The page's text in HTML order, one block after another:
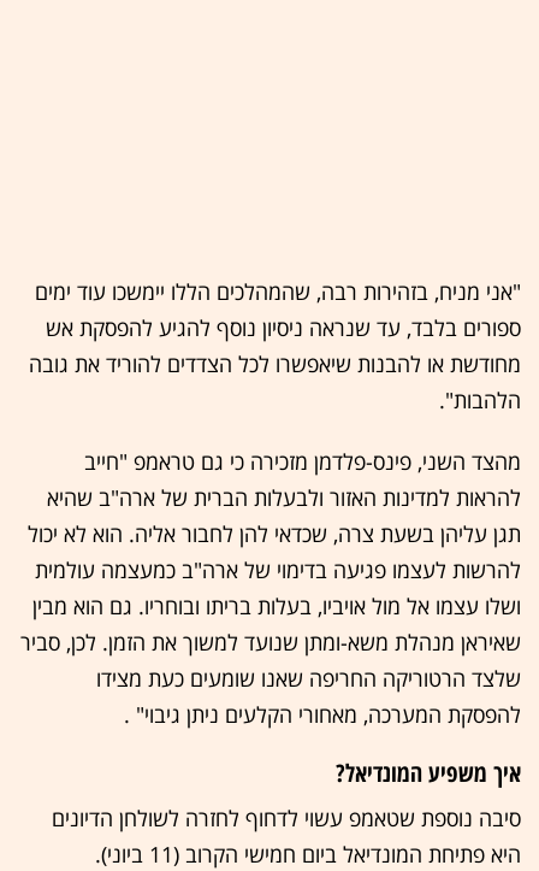
"אני מניח, בזהירות רבה, שהמהלכים הללו יימשכו עוד ימים
ספורים בלבד, עד שנראה ניסיון נוסף להגיע להפסקת אש
מחודשת או להבנות שיאפשרו לכל הצדדים להוריד את גובה
הלהבות".
מהצד השני, פינס-פלדמן מזכירה כי גם טראמפ "חייב
להראות למדינות האזור ולבעלות הברית של ארה"ב שהיא
תגן עליהן בשעת צרה, שכדאי להן לחבור אליה. הוא לא יכול
להרשות לעצמו פגיעה בדימוי של ארה"ב כמעצמה עולמית
ושלו עצמו אל מול אויביו, בעלות בריתו ובוחריו. גם הוא מבין
שאיראן מנהלת משא-ומתן שנועד למשוך את הזמן. לכן, סביר
שלצד הרטוריקה החריפה שאנו שומעים כעת מצידו
להפסקת המערכה, מאחורי הקלעים ניתן גיבוי" .
איך משפיע המונדיאל?
סיבה נוספת שטאמפ עשוי לדחוף לחזרה לשולחן הדיונים
היא פתיחת המונדיאל ביום חמישי הקרוב (11 ביוני).